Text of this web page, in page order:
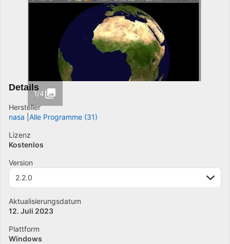
1/4
Details
Hersteller
nasa Alle Programme (31)
Lizenz
Kostenlos
Version
2.2.0
Aktualisierungsdatum
12. Juli 2023
Plattform
Windows